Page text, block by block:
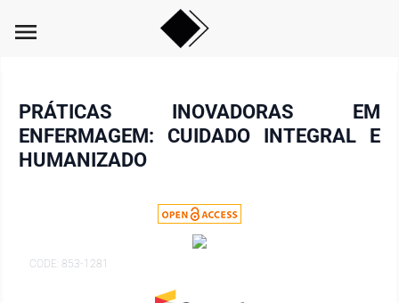
menu
PRÁTICAS INOVADORAS EM
ENFERMAGEM: CUIDADO INTEGRAL E
HUMANIZADO
CODE: 853-1281